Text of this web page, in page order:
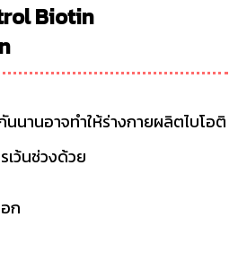
Biotin
นานอาจทำให้ร่างกายผลิตไบโอติ
เว้นช่วงด้วย
ก